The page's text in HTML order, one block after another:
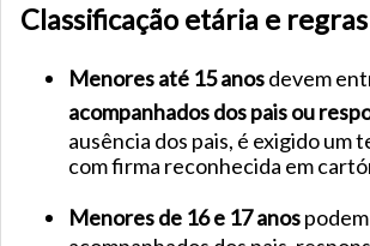
Classificação etária e regras
Menores até 15 anosdevem
acompanhados dos pais ou
ausência dos pais, é exigido um
com firma reconhecida em
Menores de 16 e 17 anos